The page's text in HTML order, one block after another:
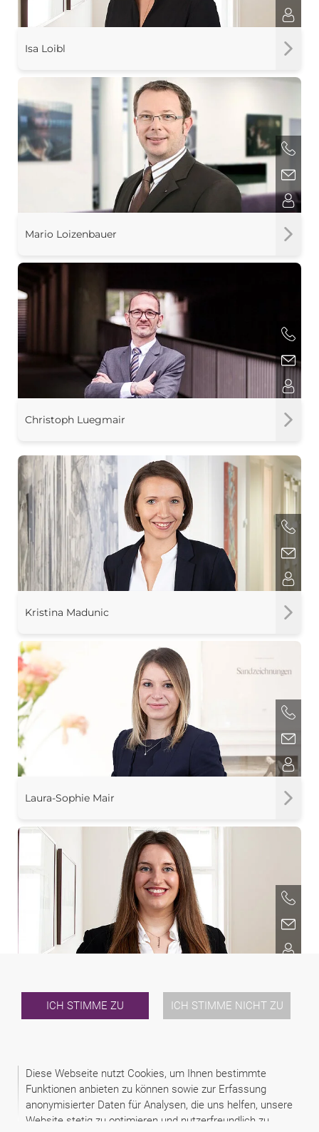
Diese Webseite nutzt Cookies, um Ihnen bestimmte
Funktionen anbieten zu können sowie zur Erfassung
anonymisierter Daten für Analysen, die uns helfen, unsere
Website stetig zu optimieren und nutzerfreundlich zu
ICH STIMME ZU ICH STIMME NICHT ZU
Isa Loibl
Mario Loizenbauer
Christoph Luegmair
Kristina Madunic
Laura-Sophie Mair